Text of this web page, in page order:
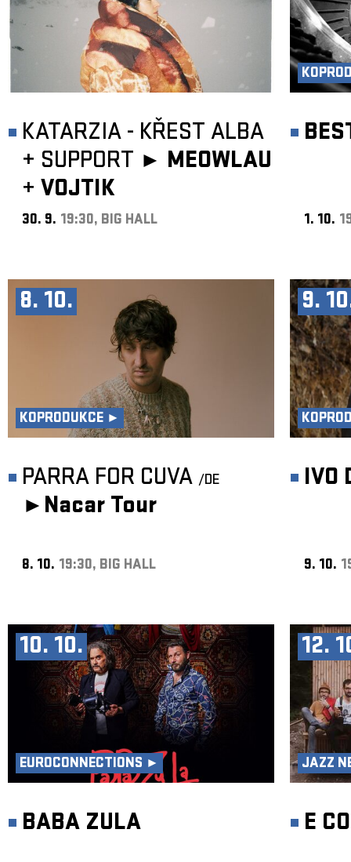
KATARZIA - KŘEST ALBA
+ SUPPORT ► MEOWLAU
+ VOJTIK
30. 9. 19:30, BIG HALL 1. 10.
8. 10.
KOPRODUKCE ►
PARRA FOR CUVA /DE
► Nacar Tour
8. 10. 19:30, BIG HALL
9.
IVO
9. 10.
10. 10.
EUROCONNECTIONS ►
BABA ZULA
12.
JAZZ
E